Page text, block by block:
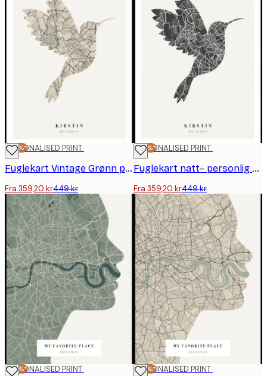
-20%*
PERSONALISED PRINT
Fuglekart Vintage Grønn personlig plakat
Fra 359,20 kr449 kr
-20%*
PERSONALISED PRINT
Fuglekart natt– personlig plakat
Fra 359,20 kr449 kr
-20%*
PERSONALISED PRINT -20%*
PERSONALISED PRINT